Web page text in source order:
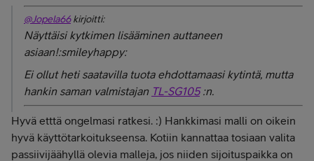
@Jopela66kirjoitti:
Näyttäisi kytkimen lisääminen auttaneen
asiaan!:smileyhappy:
Ei ollut heti saatavilla tuota ehdottamaasi kytintä, mutta
hankin saman valmistajan TL-SG105:n.
Hyvä etttä ongelmasi ratkesi. :) Hankkimasi malli on oikein
hyvä käyttötarkoitukseensa. Kotiin kannattaa tosiaan valita
passiivijäähyllä olevia malleja, jos niiden sijoituspaikka on